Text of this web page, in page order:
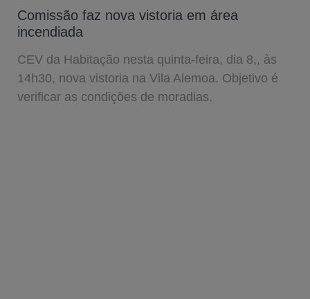
Comissão faz nova vistoria em área
incendiada
CEV da Habitação nesta quinta-feira, dia 8,, às
14h30, nova vistoria na Vila Alemoa. Objetivo é
verificar as condições de moradias.